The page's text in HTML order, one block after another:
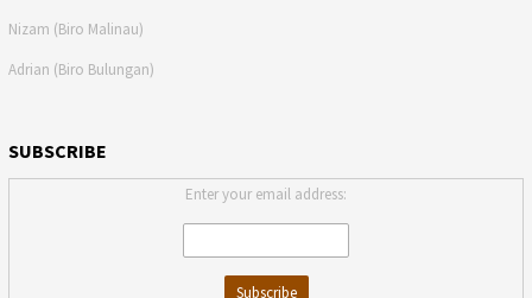
Nizam (Biro Malinau)
Adrian (Biro Bulungan)
SUBSCRIBE
Enter your email address: